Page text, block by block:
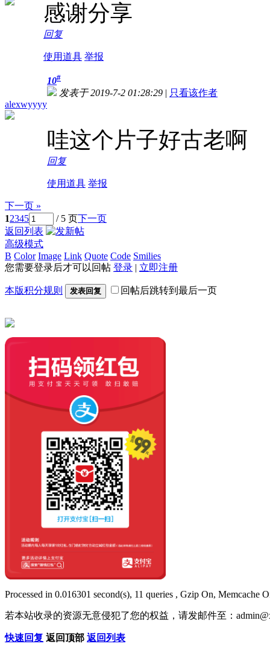
感谢分享
回复
使用道具 举报
alexwyyyy
10#
发表于 2019-7-2 01:28:29 | 只看该作者
哇这个片子好古老啊
回复
使用道具 举报
下一页 »
12345 / 5 页下一页
返回列表
高级模式
B Color Image Link Quote Code Smilies
您需要登录后才可以回帖 登录 | 立即注册
本版积分规则 发表回复 回帖后跳转到最后一页
Processed in 0.016301 second(s), 11 queries , Gzip On, Memcache
若本站收录的资源无意侵犯了您的权益，请发邮件至：
快速回复 返回顶部 返回列表